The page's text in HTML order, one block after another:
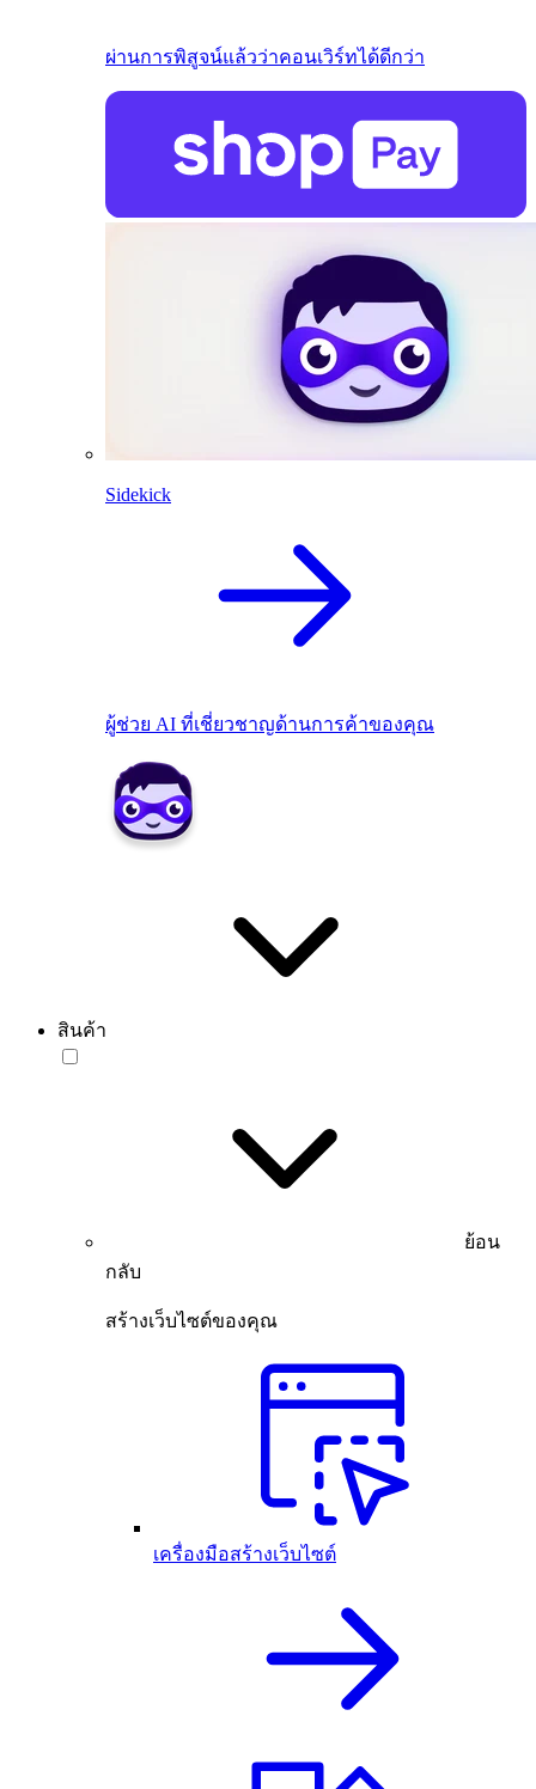
ผ่านการพิสูจน์แล้วว่าคอนเวิร์ทได้ดีกว่า
Sidekick
ผู้ช่วย AI ที่เชี่ยวชาญด้านการค้าของคุณ
สินค้า
ย้อน
กลับ
สร้างเว็บไซต์ของคุณ
เครื่องมือสร้างเว็บไซต์